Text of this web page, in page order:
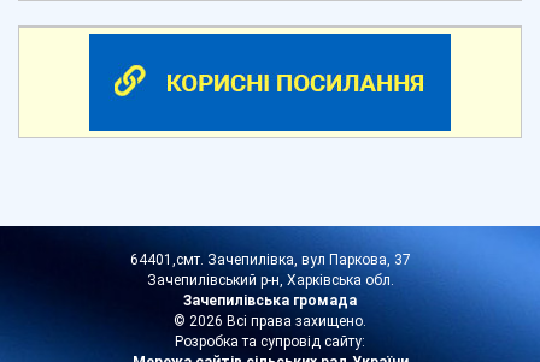
64401,смт. Зачепилівка, вул Паркова, 37
Зачепилівський р-н, Харківська обл.
Зачепилівська громада
© 2026 Всі права захищено.
Розробка та супровід сайту: